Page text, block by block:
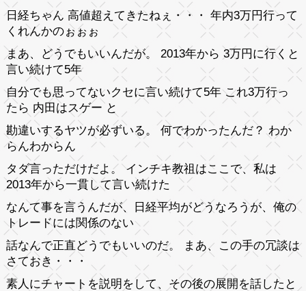
日経ちゃん 高値超えてきたねぇ・・・ 年内3万円行って
くれんかのぉぉぉ
まあ、どうでもいいんだが。 2013年から 3万円に行くと
言い続けて5年
自分でも思ってないクセに言い続けて5年 これ3万行っ
たら 内田はスゲー と
勘違いするヤツが必ずいる。 何でわかったんだ？ わか
らんわからん
タダ言っただけだよ。 インチキ教祖はここで、私は
2013年から一貫して言い続けた
なんて事を言うんだが、日経平均がどうなろうが、俺の
トレードには関係のない
話なんで正直どうでもいいのだ。 まあ、この手の冗談は
さておき・・・
素人にチャートを説明をして、その後の展開を話したと